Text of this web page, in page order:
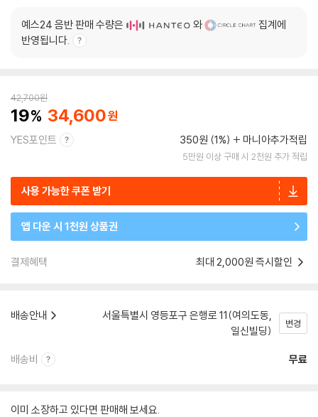
예스24 음반 판매 수량은 와
집계에
반영됩니다.
42,700원
19 34,600
YES포인트 350원 (1%) 마니아추가적립
5만원 이상 구매 시 2천원 추가 적립
사용 가능한 쿠폰 받기
앱 다운 시 1천원 상품권
결제혜택 최대 2,000원 즉시할인
배송안내
서울특별시 영등포구 은행로 11(여의도동,
일신빌딩)
변경
배송비 무료
이미 소장하고 있다면 판매해 보세요.